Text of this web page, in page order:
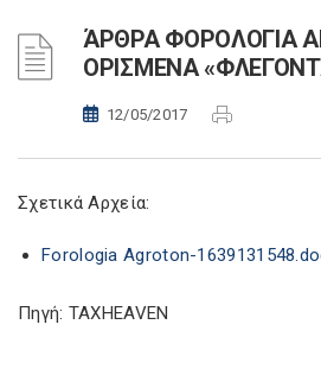
ΆΡΘΡΑ ΦΟΡΟΛΟΓΙΑ
ΟΡΙΣΜΕΝΑ
12/05/2017
Σχετικά Αρχεία:
Forologia Agroton-
Πηγή: TAXHEAVEN